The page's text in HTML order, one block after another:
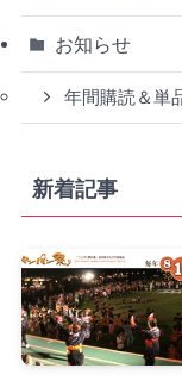
お知らせ
年間購読＆単
新着記事